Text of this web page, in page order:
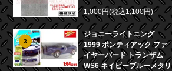
1,000円(税込1,100円)
3
ジョニーライトニング
1999 ポンティアック ファ
イヤーバード トランザム
WS6 ネイビーブルーメタリ